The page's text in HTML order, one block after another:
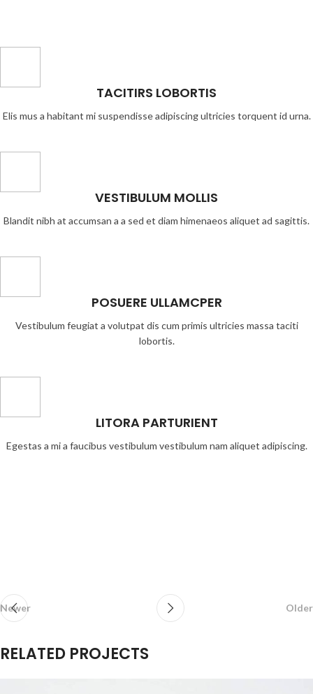
TACITIRS LOBORTIS
Elis mus a habitant mi suspendisse adipiscing ultricies torquent id urna.
VESTIBULUM MOLLIS
Blandit nibh at accumsan a a sed et diam himenaeos aliquet ad sagittis.
POSUERE ULLAMCPER
Vestibulum feugiat a volutpat dis cum primis ultricies massa taciti
lobortis.
LITORA PARTURIENT
Egestas a mi a faucibus vestibulum vestibulum nam aliquet adipiscing.
Newer Older
RELATED PROJECTS